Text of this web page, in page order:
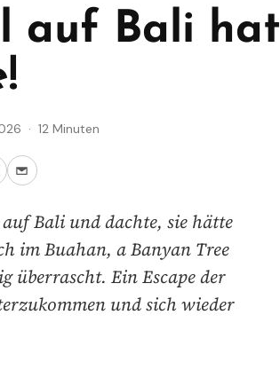
auf Bali hat
· 12 Minuten
Bali und dachte, sie hätte
im Buahan, a Banyan Tree
überrascht. Ein Escape der
und sich wieder